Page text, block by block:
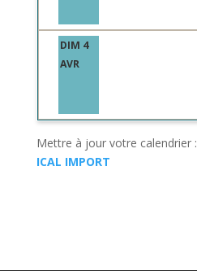
DIM 4
AVR
Mettre à jour votre calendrier :
ICAL IMPORT